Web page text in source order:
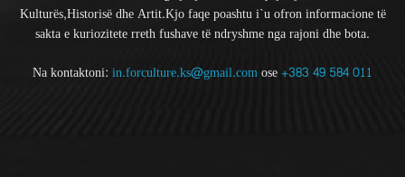
Kulturës,Historisë dhe Artit.Kjo faqe poashtu i`u ofron informacione të
sakta e kuriozitete rreth fushave të ndryshme nga rajoni dhe bota.
Na kontaktoni: in.forculture.ks@gmail.comose+383 49 584 011